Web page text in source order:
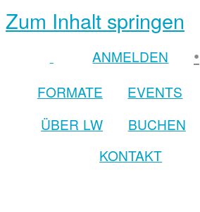
Zum Inhalt springen
ANMELDEN •
FORMATE
EVENTS
ÜBER LW BUCHEN
KONTAKT